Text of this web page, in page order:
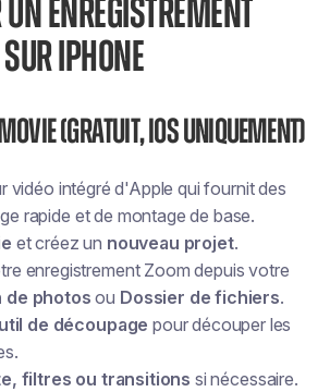
ENREGISTREMENT
IPHONE
(gratuit, iOS uniquement)
vidéo intégré d'Apple qui fournit des
rapide et de montage de base.
et créez un nouveau projet.
enregistrement Zoom depuis votre
de photos ou Dossier de fichiers.
de découpage pour découper les
filtres ou transitions si nécessaire.